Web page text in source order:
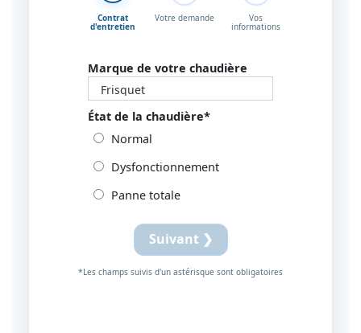
Contrat
d'entretien
Votre demande Vos
informations
Marque de votre chaudière
État de la chaudière*
Normal
Dysfonctionnement
Panne totale
Suivant ❯
*Les champs suivis d'un astérisque sont obligatoires